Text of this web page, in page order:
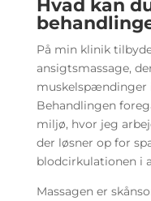
Hvad kan
På min klinik
ansigtsmassage,
Behandlingen
miljø, hvor jeg
der løsner op for
blodcirkulationen i
Massagen er